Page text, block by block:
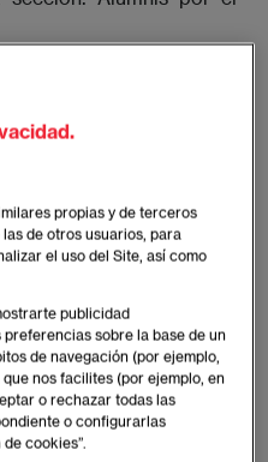
a Planeta
ha publicado el número
Review, dirigida a la
En esta edición,
Bissé y antigua
de la portada
propias y de terceros
de otros usuarios, para
el uso del Site, así como
publicidad
sobre la base de un
de navegación (por ejemplo,
nos facilites (por ejemplo, en
o rechazar todas las
o configurarlas
cookies”.